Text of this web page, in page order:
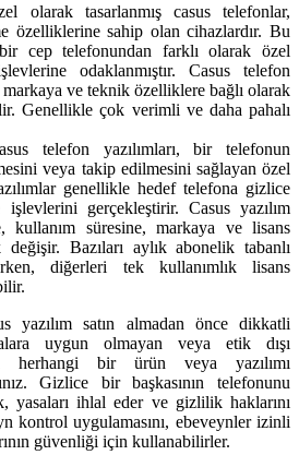
olarak tasarlanmış casus telefonlar,
özelliklerine sahip olan cihazlardır. Bu
cep telefonundan farklı olarak özel
odaklanmıştır. Casus telefon
ve teknik özelliklere bağlı olarak
Genellikle çok verimli ve daha pahalı
telefon yazılımları, bir telefonun
veya takip edilmesini sağlayan özel
genellikle hedef telefona gizlice
gerçekleştirir. Casus yazılım
kullanım süresine, markaya ve lisans
Bazıları aylık abonelik tabanlı
diğerleri tek kullanımlık lisans
yazılım satın almadan önce dikkatli
uygun olmayan veya etik dışı
herhangi bir ürün veya yazılımı
Gizlice bir başkasının telefonunu
yasaları ihlal eder ve gizlilik haklarını
kontrol uygulamasını, ebeveynler izinli
güvenliği için kullanabilirler.